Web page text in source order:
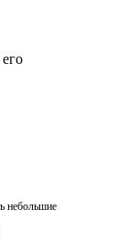
небольшие